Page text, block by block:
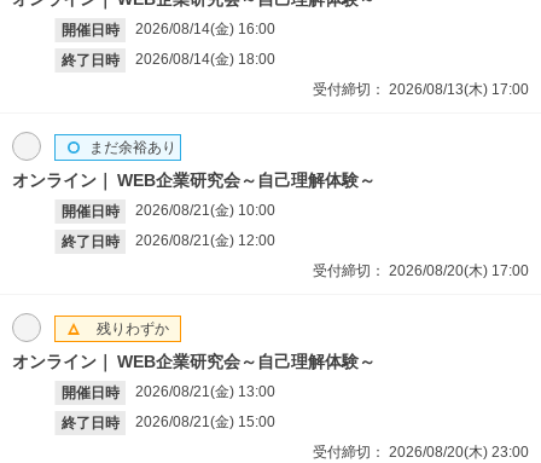
開催日時 2026/08/14(金) 16:00
終了日時
2026/08/14(金) 18:00
受付締切： 2026/08/13(木) 17:00
オンライン WEB企業研究会～自己理解体験～
開催日時 2026/08/21(金) 10:00
終了日時
2026/08/21(金) 12:00
まだ余裕あり
受付締切： 2026/08/20(木) 17:00
オンライン WEB企業研究会～自己理解体験～
開催日時 2026/08/21(金) 13:00
終了日時
2026/08/21(金) 15:00
残りわずか
受付締切： 2026/08/20(木) 23:00